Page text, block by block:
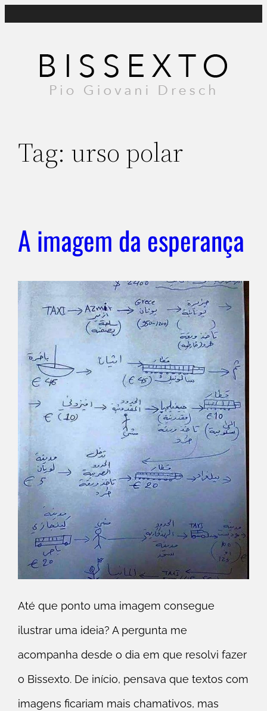
conteúdo
Tag: urso polar
A imagem da esperança
Até que ponto uma imagem consegue
ilustrar uma ideia? A pergunta me
acompanha desde o dia em que resolvi fazer
o Bissexto. De início, pensava que textos com
imagens ficariam mais chamativos, mas